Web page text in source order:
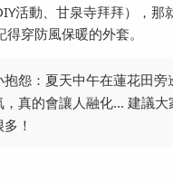
活動、甘泉寺拜拜），那
得穿防風保暖的外套。
抱怨：夏天中午在蓮花田旁
，真的會讓人融化... 建議
！